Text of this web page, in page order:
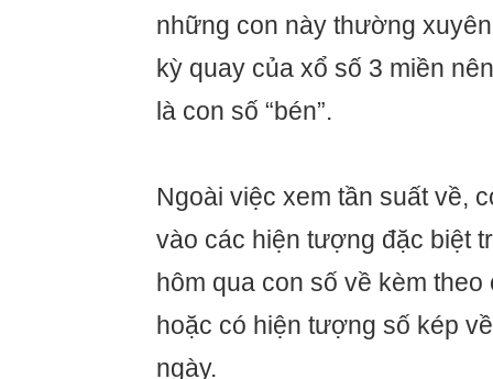
những con này thường
kỳ quay của xổ số 3 miền
là con số “bén”.
Ngoài việc xem tần suất về,
vào các hiện tượng đặc biệt
hôm qua con số về kèm
hoặc có hiện tượng số kép
ngày.